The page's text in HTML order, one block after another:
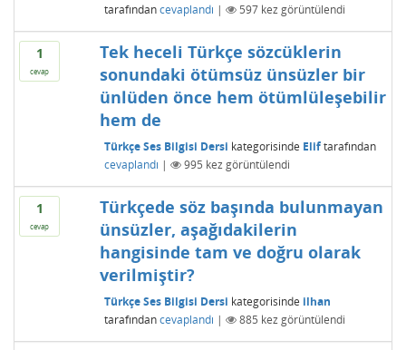
tarafından cevaplandı | 597kez görüntülendi
1
cevap
Tek heceli Türkçe sözcüklerin
sonundaki ötümsüz ünsüzler bir
ünlüden önce hem ötümlüleşebilir
hem de
Türkçe Ses Bilgisi Dersi kategorisinde Elif tarafından
cevaplandı | 995 kez görüntülendi
1
cevap
Türkçede söz başında bulunmayan
ünsüzler, aşağıdakilerin
hangisinde tam ve doğru olarak
verilmiştir?
Türkçe Ses Bilgisi Dersi kategorisinde ilhan
tarafından cevaplandı | 885 kez görüntülendi